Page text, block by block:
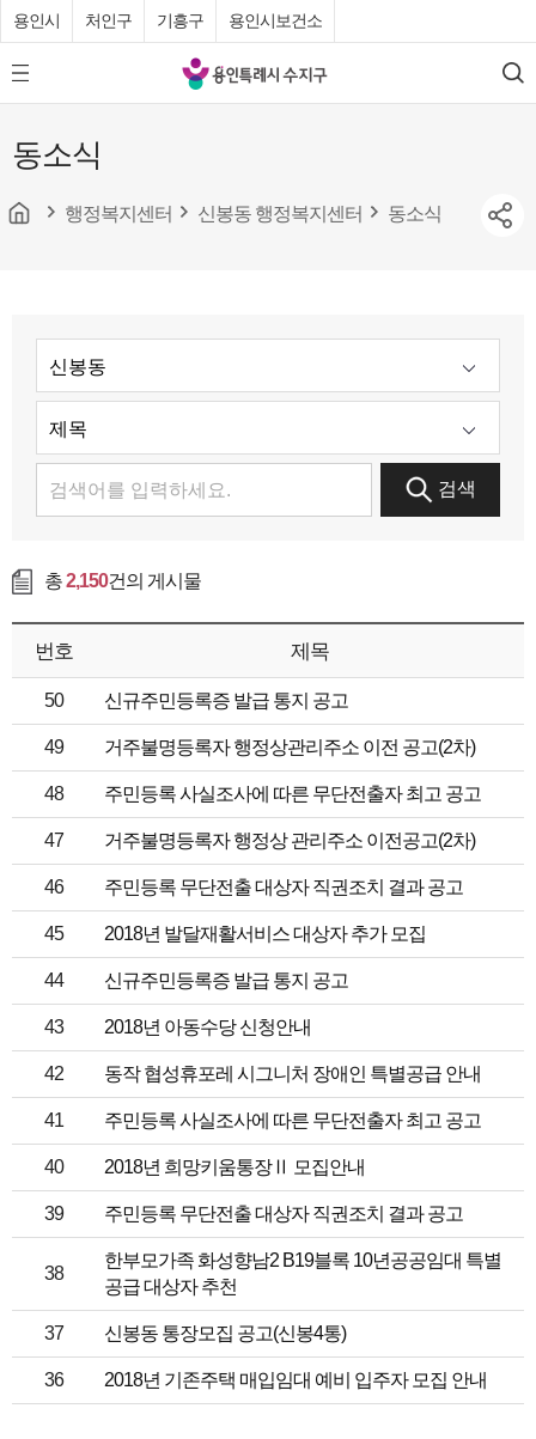
용인시 처인구 기흥구 용인시보건소
모
바
메
뉴
튼
용
인
수
검
색
동소식
행정복지센터 신봉동 행정복지센터 동소식
검색
총2,150건의 게시물
번호 제목
50 신규주민등록증 발급 통지 공고
49 거주불명등록자 행정상관리주소 이전 공고(2차)
48 주민등록 사실조사에 따른 무단전출자 최고 공고
47 거주불명등록자 행정상 관리주소 이전공고(2차)
46 주민등록 무단전출 대상자 직권조치 결과 공고
45 2018년 발달재활서비스 대상자 추가 모집
44 신규주민등록증 발급 통지 공고
43 2018년 아동수당 신청안내
42 동작 협성휴포레 시그니처 장애인 특별공급 안내
41 주민등록 사실조사에 따른 무단전출자 최고 공고
40 2018년 희망키움통장Ⅱ 모집안내
39 주민등록 무단전출 대상자 직권조치 결과 공고
38
한부모가족 화성향남2 B19블록 10년공공임대 특별
공급 대상자 추천
37 신봉동 통장모집 공고(신봉4통)
36 2018년 기존주택 매입임대 예비 입주자 모집 안내